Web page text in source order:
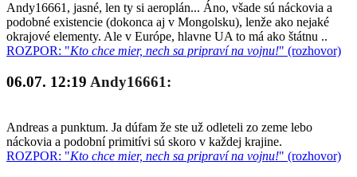
Andy16661, jasné, len ty si aeroplán... Áno, všade sú náckovia a
podobné existencie (dokonca aj v Mongolsku), lenže ako nejaké
okrajové elementy. Ale v Európe, hlavne UA to má ako štátnu ..
ROZPOR: "Kto chce mier, nech sa pripraví na vojnu!" (rozhovor)
06.07. 12:19 Andy16661:
Andreas a punktum. Ja dúfam že ste už odleteli zo zeme lebo
náckovia a podobní primitívi sú skoro v každej krajine.
ROZPOR: "Kto chce mier, nech sa pripraví na vojnu!" (rozhovor)